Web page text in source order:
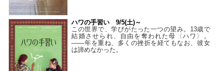
ハワの手習い 9/5(土)～
この世界で、学びがたった一つの望み。13歳で
結婚させられ、自由を奪われた母〈ハワ〉。
——年を重ね、多くの挫折を経てもなお、彼女
は諦めなかった。